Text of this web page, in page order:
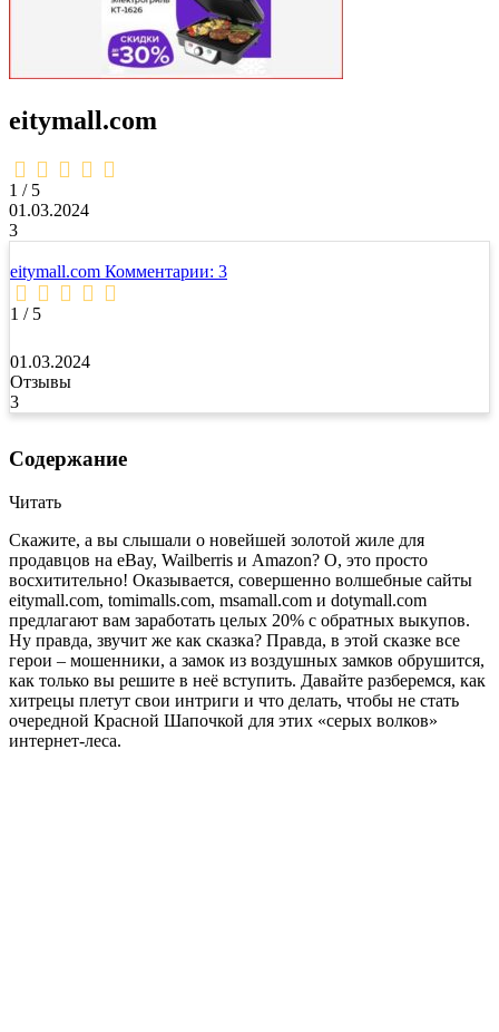
eitymall.com
1,0
rating
1 / 5
01.03.2024
3
eitymall.com Комментарии: 3
1 / 5
01.03.2024
Отзывы
3
Содержание
Читать
Скажите, а вы слышали о новейшей золотой жиле для
продавцов на eBay, Wailberris и Amazon? О, это просто
восхитительно! Оказывается, совершенно волшебные сайты
eitymall.com, tomimalls.com, msamall.com и dotymall.com
предлагают вам заработать целых 20% с обратных выкупов.
Ну правда, звучит же как сказка? Правда, в этой сказке все
герои – мошенники, а замок из воздушных замков обрушится,
как только вы решите в неё вступить. Давайте разберемся, как
хитрецы плетут свои интриги и что делать, чтобы не стать
очередной Красной Шапочкой для этих «серых волков»
интернет-леса.